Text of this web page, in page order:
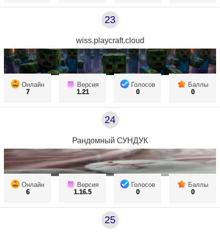
23
wiss.playcraft.cloud
Онлайн
7
Версия
1.21
Голосов
0
Баллы
0
24
Рандомный СУНДУК
Онлайн
6
Версия
1.16.5
Голосов
0
Баллы
0
25